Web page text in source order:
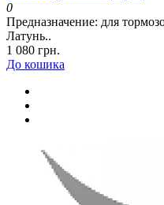
0
Предназначение: для
Латунь..
1 080 грн.
До кошика